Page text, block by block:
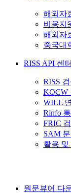
해외자
비용지
해외자
중국대
RISS API 센터
RISS
KOCW
WILL
Rinfo
FRIC
SAM
활용
원문뷰어 다